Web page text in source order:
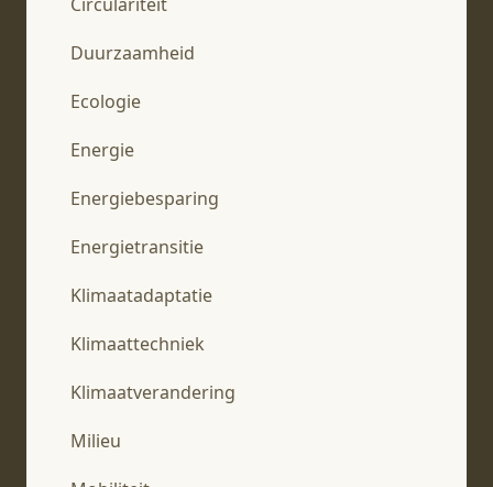
Duurzaamheid
Ecologie
Energie
Energiebesparing
Energietransitie
Klimaatadaptatie
Klimaattechniek
Klimaatverandering
Milieu